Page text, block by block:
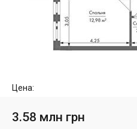
Цена:
3.58 млн грн